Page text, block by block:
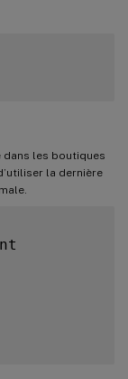
dans les boutiques
la dernière